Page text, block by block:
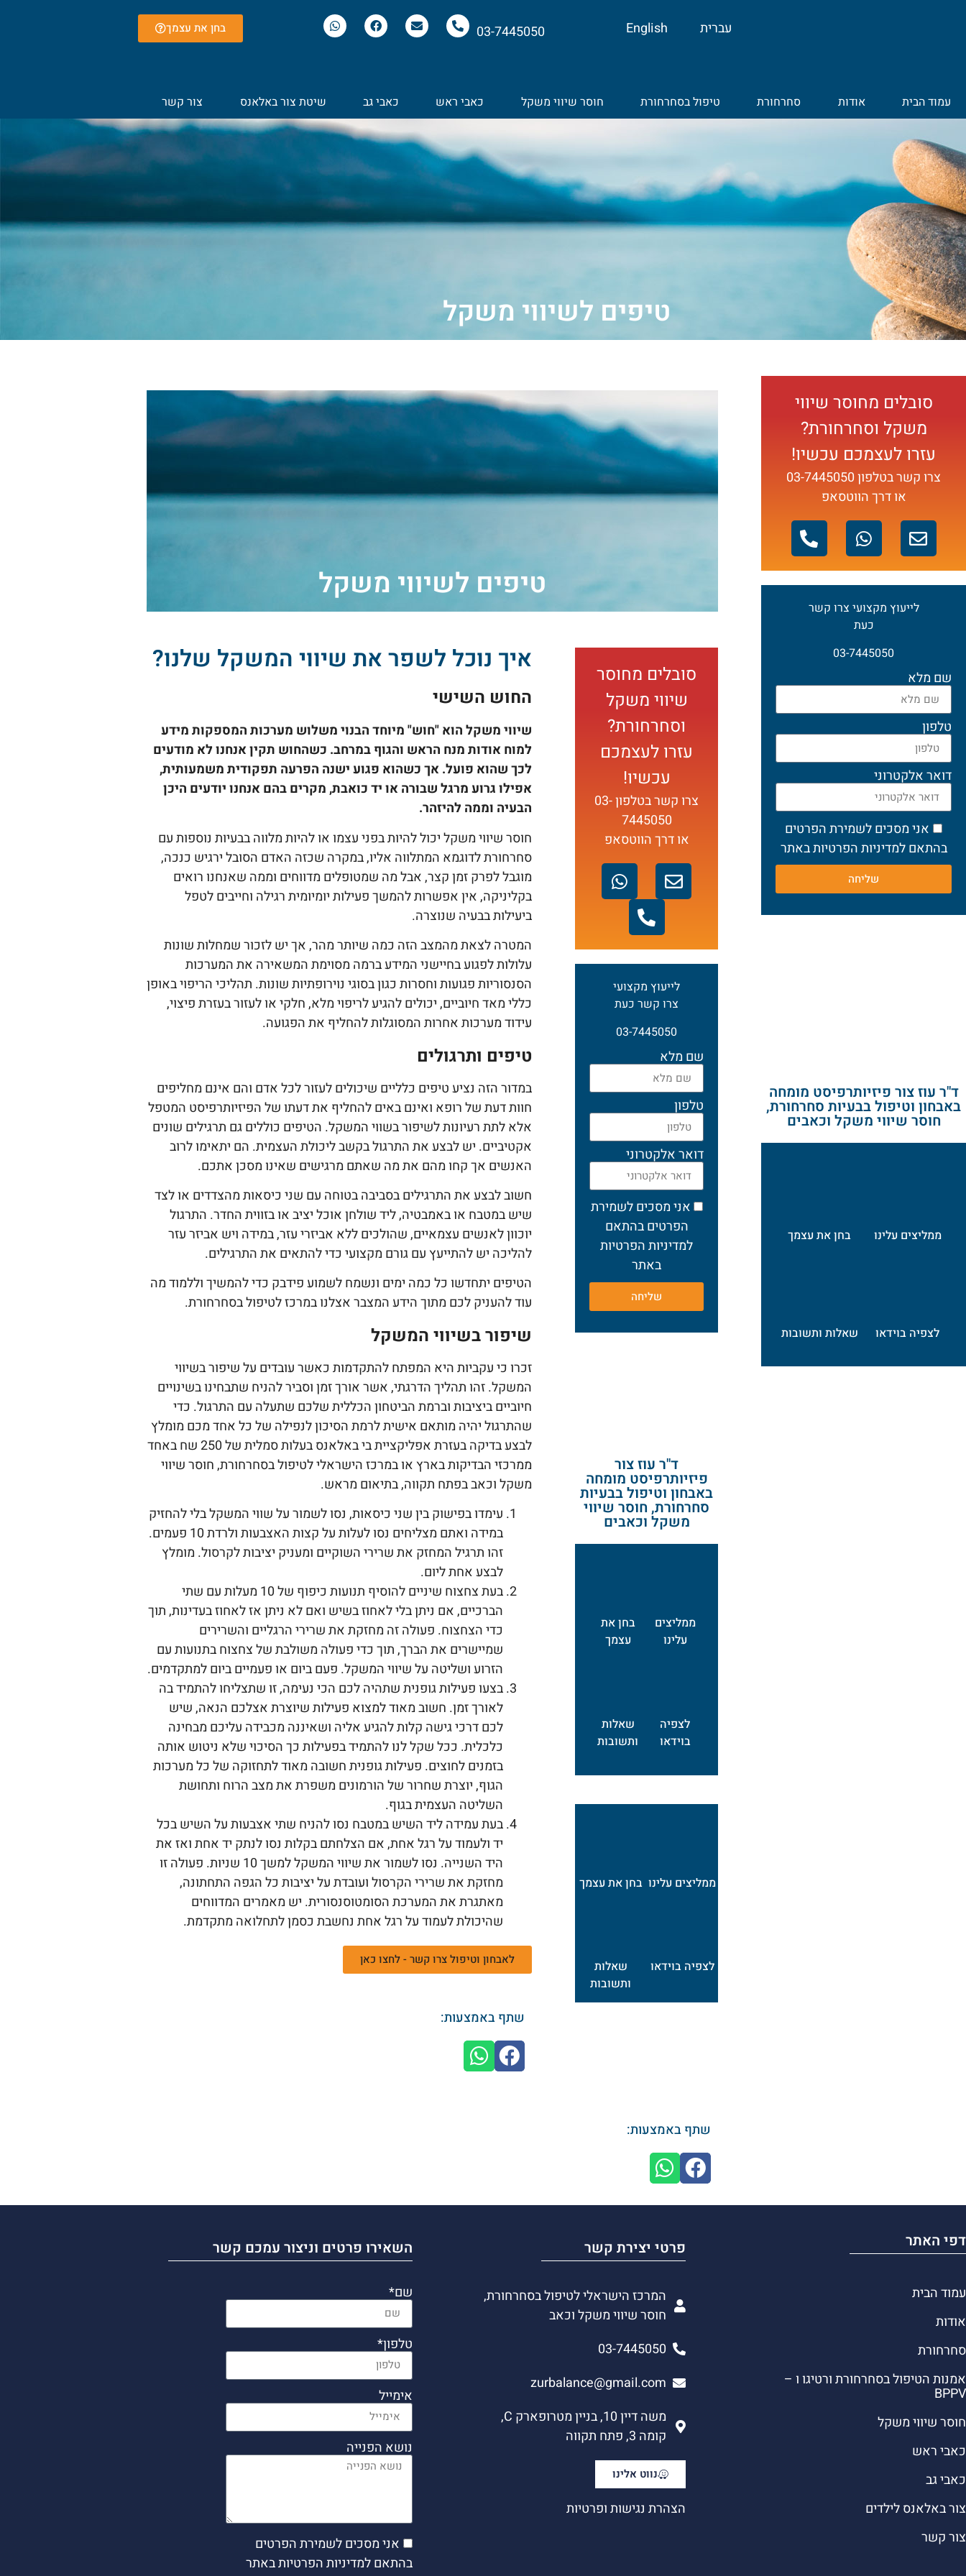
עברית English
03-7445050 בחן את עצמך
עמוד הבית אודות סחרחורת טיפול בסחרחורת חוסר שיווי משקל כאבי ראש כאבי גב שיטת צור באלאנס צור קשר
טיפים לשיווי משקל
סובלים מחוסר שיווי
משקל וסחרחורת?
עזרו לעצמכם עכשיו!
צרו קשר בטלפון03-7445050
או דרך הווטסאפ
לייעוץ מקצועי צרו קשר
כעת
03-7445050
שם מלא
טלפון
דואר אלקטרוני
אני מסכים לשמירת הפרטים
בהתאם למדיניות הפרטיות באתר
שליחה
ד"ר עוז צור פיזיותרפיסט מומחה
באבחון וטיפול בבעיות סחרחורת,
חוסר שיווי משקל וכאבים
ממליצים עלינו בחן את עצמך
לצפיה בוידאו שאלות ותשובות
טיפים לשיווי משקל
סובלים מחוסר
שיווי משקל
וסחרחורת?
עזרו לעצמכם
עכשיו!
צרו קשר בטלפון03-
7445050
או דרך הווטסאפ
לייעוץ מקצועי
צרו קשר כעת
03-7445050
שם מלא
טלפון
דואר אלקטרוני
אני מסכים לשמירת
הפרטים בהתאם
למדיניות הפרטיות
באתר
שליחה
ד"ר עוז צור
פיזיותרפיסט מומחה
באבחון וטיפול בבעיות
סחרחורת, חוסר שיווי
משקל וכאבים
ממליצים
עלינו
בחן את
עצמך
לצפיה
בוידאו
שאלות
ותשובות
ממליצים עלינו בחן את עצמך
לצפיה בוידאו
שאלות
ותשובות
איך נוכל לשפר את שיווי המשקל שלנו?
החוש השישי
שיווי משקל ה­וא "חוש" מיוחד הבנוי משלוש מערכות המספקות מידע
למוח אודות מנח הראש והגוף במרחב. כשהחוש תקין אנחנו לא מודעים
לכך שהוא פועל. אך כשהוא פגוע ישנה הפרעה תפקודית משמעותית,
אפילו גרוע מרגל שבורה או יד כואבת, מקרים בהם אנחנו יודעים היכן
הבעיה וממה להיזהר.
חוסר שיווי משקל יכול להיות בפני עצמו או להיות מלווה בבעיות נוספות עם
סחרחורת לדוגמא המתלווה אליו, במקרה שכזה האדם הסובל ירגיש כנכה,
מוגבל לפרק זמן קצר, אבל מה שמטופלים מדווחים וממה שאנחנו רואים
בקליניקה, אין אפשרות להמשך פעילות יומיומית רגילה וחייבים לטפל
ביעילות בבעיה שנוצרה.
המטרה לצאת מהמצב הזה כמה שיותר מהר, אך יש לזכור שמחלות שונות
עלולות לפגוע בחיישני המידע ברמה מסוימת המשאירה את המערכות
הסנסוריות פגועות וחסרות כגון בסוגי נוירופתיות שונות. תהליכי הריפוי באופן
כללי מאד חיוביים, יכולים להגיע לריפוי מלא, חלקי או לעזור בעזרת פיצוי,
עידוד מערכות אחרות המסוגלות להחליף את הפגועה.
טיפים ותרגולים
במדור הזה נציע טיפים כלליים שיכולים לעזור לכל אדם והם אינם מחליפים
חוות דעת של רופא ואינם באים להחליף את דעתו של הפיזיותרפיסט המטפל
אלא לתת רעיונות לשיפור בשווי המשקל. הטיפים כוללים גם תרגילים שונים
אקטיביים. יש לבצע את התרגול בקשב ליכולת העצמית. הם יתאימו לרוב
האנשים אך קחו מהם את מה שאתם מרגישים שאינו מסכן אתכם.
חשוב לבצע את התרגילים בסביבה בטוחה עם שני כיסאות מהצדדים או לצד
שיש במטבח או באמבטיה, ליד שולחן אוכל יציב או בזווית החדר. התרגול
יוכוון לאנשים עצמאיים, שהולכים ללא אביזרי עזר, במידה ויש אביזר עזר
להליכה יש להתייעץ עם גורם מקצועי כדי להתאים את התרגילים.
הטיפים יתחדשו כל כמה ימים ונשמח לשמוע פידבק כדי להמשיך וללמוד מה
עוד להעניק לכם מתוך הידע המצבר אצלנו במרכז לטיפול בסחרחורת.
שיפור בשיווי המשקל
זכרו כי עקביות היא המפתח להתקדמות כאשר עובדים על שיפור בשיווי
המשקל. זהו תהליך הדרגתי, אשר אורך זמן וסביר להניח שתבחינו בשינויים
חיוביים ביציבות וברמת הביטחון הכללית שלכם שתעלה עם התרגול. כדי
שהתרגול יהיה מותאם אישית לרמת הסיכון לנפילה של כל אחד מכם מומלץ
לבצע בדיקה בעזרת אפליקציית בי באלאנס בעלות סמלית של 250 שח באחד
ממרכזי הבדיקות בארץ או במרכז הישראלי לטיפול בסחרחורת, חוסר שיווי
משקל וכאב בפתח תקווה, בתיאום מראש.
עימדו בפישוק בין שני כיסאות, נסו לשמור על שווי המשקל בלי להחזיק
במידה ואתם מצליחים נסו לעלות על קצות האצבעות ולרדת 10 פעמים.
זהו תרגיל המחזק את שרירי השוקיים ומעניק יציבות לקרסול. מומלץ
לבצע אחת ליום.
בעת צחצוח שיניים להוסיף תנועות כיפוף של 10 מעלות עם שתי
הברכיים, אם ניתן בלי לאחוז בשיש ואם לא ניתן אז לאחוז בעדינות, תוך
כדי הצחצוח. פעולה זה מחזקת את שרירי הרגליים והשרירים
שמיישרים את הברך, תוך כדי פעולה משולבת של צחצוח בתנועות עם
הזרוע ושליטה על שיווי המשקל. פעם ביום או פעמיים ביום למתקדמים.
בצעו פעילות גופנית שתהיה לכם הכי נעימה, זו שתצליחו להתמיד בה
לאורך זמן. חשוב מאוד למצוא פעילות שיוצרת אצלכם הנאה, שיש
לכם דרכי גישה קלות להגיע אליה ושאיננה מכבידה עליכם מבחינה
כלכלית. ככל שקל לנו להתמיד בפעילות כך הסיכוי שלא ניטוש אותה
בזמנים לחוצים. פעילות גופנית חשובה מאוד לתחזוקה של כל מערכות
הגוף, יוצרת שחרור של הורמונים משפרת את מצב הרוח ותחושת
השליטה העצמית בגוף.
בעת עמידה ליד השיש במטבח נסו להניח שתי אצבעות על השיש בכל
יד ולעמוד על רגל אחת, אם הצלחתם בקלות נסו לנתק יד אחת ואז את
היד השנייה. נסו לשמור את שיווי המשקל למשך 10 שניות. פעולה זו
מחזקת את שרירי הקרסול ועובדת על יציבות כל הגפה התחתונה,
מאתגרת את המערכת הסומטוסנסורית. יש מאמרים המדווחים
שהיכולת לעמוד על רגל אחת נחשבת כסמן לתחלואה מתקדמת.
לאבחון וטיפול צרו קשר - לחצו כאן
שתף באמצעות:
שתף באמצעות:
דפי האתר
עמוד הבית
אודות
סחרחורת
אמנות הטיפול בסחרחורת ורטיגו ו –
BPPV
חוסר שיווי משקל
כאבי ראש
כאבי גב
צור באלאנס לילדים
צור קשר
פרטי יצירת קשר
המרכז הישראלי לטיפול בסחרחורת,
חוסר שיווי משקל וכאב
03-7445050
zurbalance@gmail.com
משה דיין 10, בניין מטרופארק C,
קומה 3, פתח תקווה
נווט אלינו
הצהרת נגישות ופרטיות
השאירו פרטים וניצור עמכם קשר
שם*
טלפון*
אימייל
נושא הפנייה
אני מסכים לשמירת הפרטים
בהתאם למדיניות הפרטיות באתר